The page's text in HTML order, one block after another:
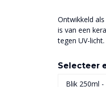
Ontwikkeld
is van een
tegen UV-licht.
Selecteer